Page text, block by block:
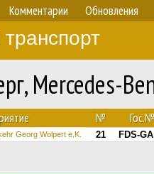
Комментарии Обновления
Mercedes-
№ Гос.№
Georg Wolpert e.K. 21 FDS-